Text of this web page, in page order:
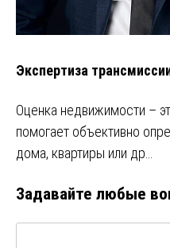
Экспертиза
Оценка недвижимости –
помогает объективно
дома, квартиры или др…
Задавайте любые